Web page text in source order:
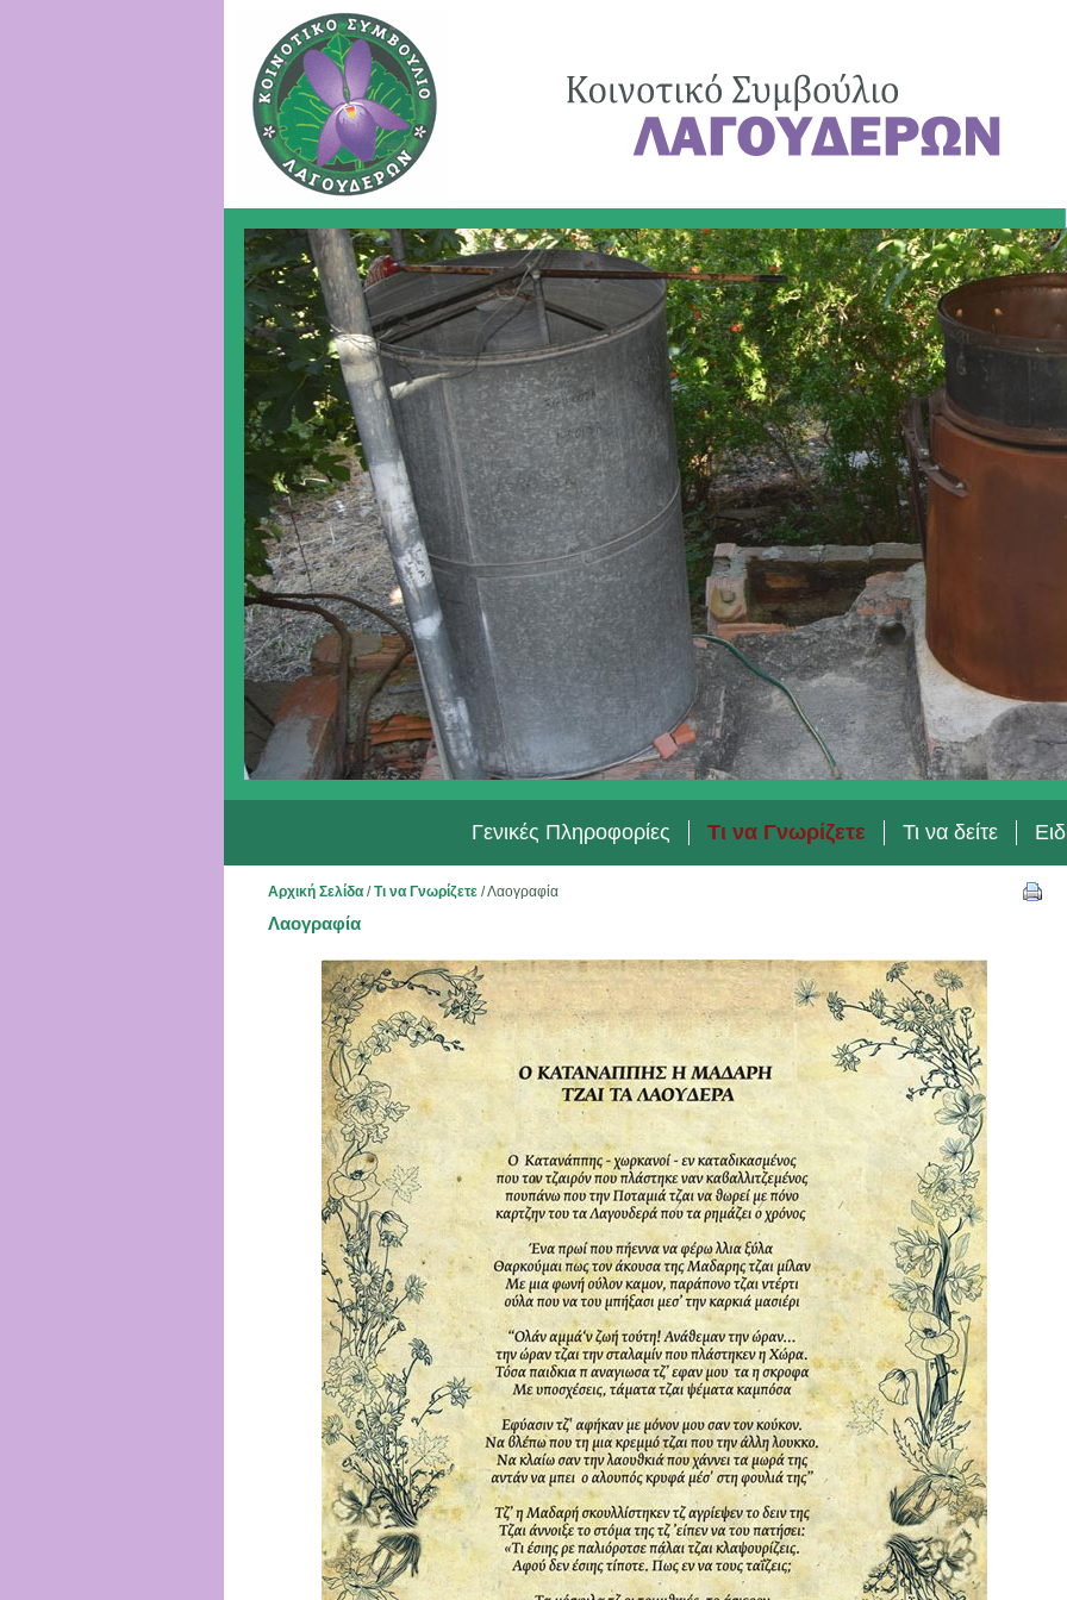
Γενικές Πληροφορίες Τι να Γνωρίζετε Τι να δείτε
Αρχική Σελίδα/Τι να Γνωρίζετε/Λαογραφία
Λαογραφία